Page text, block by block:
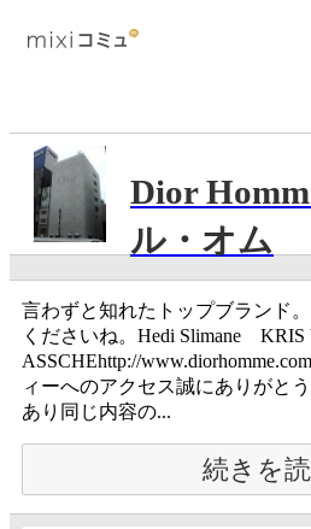
Dior
ル・オム
言わずと知れたトップブランド
くださいね。Hedi Slimane KRIS
ASSCHEhttp://
ィーへのアクセス誠にありがと
あり同じ内容の...
続きを